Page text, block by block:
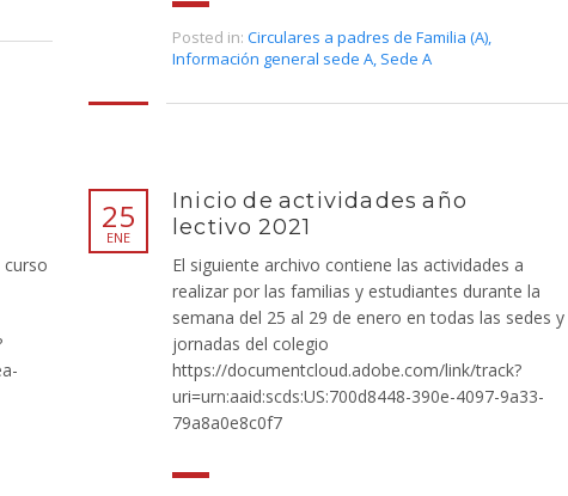
Posted in: Circulares a padres de Familia (A),
Información general sede A, Sede A
25
ENE
Inicio de actividades año
lectivo 2021
El siguiente archivo contiene las actividades a
realizar por las familias y estudiantes durante la
semana del 25 al 29 de enero en todas las sedes y
jornadas del colegio
https://documentcloud.adobe.com/link/track?
uri=urn:aaid:scds:US:700d8448-390e-4097-9a33-
79a8a0e8c0f7